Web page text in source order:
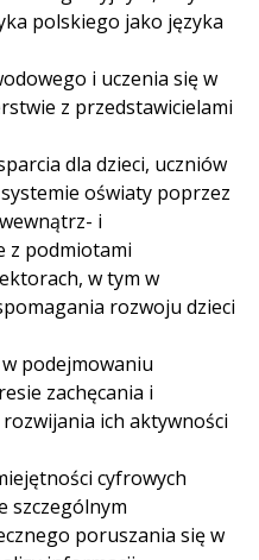
polskiego jako języka
i uczenia się w
z przedstawicielami
dla dzieci, uczniów
oświaty poprzez
i
z podmiotami
w tym w
rozwoju dzieci
podejmowaniu
zachęcania i
ich aktywności
cyfrowych
szczególnym
poruszania się w